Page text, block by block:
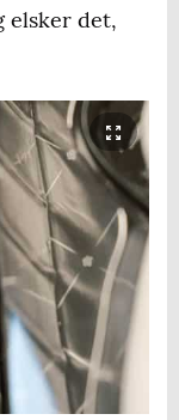
elsker det,